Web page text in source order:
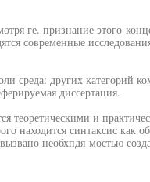
ге. признание этого-
современные
среда: других категорий
диссертация.
теоретическими и
находится синтаксис как
необхпдя-мостью